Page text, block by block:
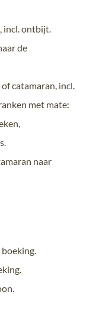
incl. ontbijt.
de
catamaran, incl.
met mate:
naar